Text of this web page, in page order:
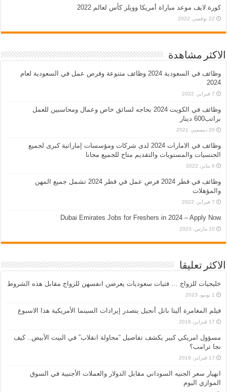
كورة لايف موعد مباراة أمريكا وويلز كأس لعالم 2022
22 نوفمبر، 2022
الاكثر مشاهدة
وظائف في السعودية 2024 وظائف متنوعة وفرص عمل في السعودية لعام
2024
7 فبراير، 2022
وظائف في الكويت 2024 بحاجه لسائق خاص وعمال ومحاسبين للعمل
براتب600 دينار
20 ديسمبر، 2021
وظائف في الامارات 2024 لدى شركات ومؤسسات إماراتية كبرى لجميع
الجنسيات والمستويات والتقديم متاح للجميع مجانا
6 يناير، 2022
وظائف في قطر 2024 فرص عمل في قطر 2024 تشمل جميع المهن
والمؤهلات
7 فبراير، 2022
Dubai Emirates Jobs for Freshers in 2024 – Apply Now
10 مارس، 2023
الاكثر تعليقا
خليجيات للزواج … فتيات سعوديات يعرضن انفسهن للزواج مقابل هذه الشروط
1 يونيو، 2023
فيلم المغامرة أليتا‭ ‬باتل أنجيل يتصدر إيرادات السينما الأمريكية هذا الاسبوع
17 فبراير، 2019
مسؤول امريكي كبير يكشف تفاصيل “محاولة انقلاب” في البيت الأبيض.. كيف
نجا ترامب؟
17 فبراير، 2019
انهيار سعر الجنيه السوداني مقابل الدولار والعملات الأجنبية في السوق
الموازي اليوم